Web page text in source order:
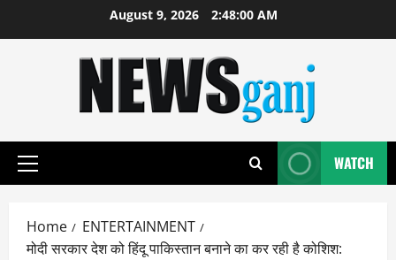
August 9, 2026 2:48:01 AM
Primary
WATCH
Home
ENTERTAINMENT
मोदी सरकार देश को हिंदू पाकिस्तान बनाने का कर रही है कोशिश: